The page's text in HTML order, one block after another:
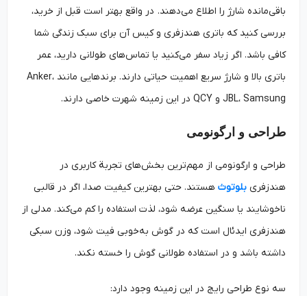
باقی‌مانده شارژ را اطلاع می‌دهند. در واقع بهتر است قبل از خرید،
بررسی کنید که باتری هندزفری و کیس آن برای سبک زندگی شما
کافی باشد. اگر زیاد سفر می‌کنید یا تماس‌های طولانی دارید، عمر
باتری بالا و شارژ سریع اهمیت حیاتی دارند. برندهایی مانند Anker،
JBL، Samsung و QCY در این زمینه شهرت خاصی دارند.
طراحی و ارگونومی
طراحی و ارگونومی از مهم‌ترین بخش‌های تجربة کاربری در
هندزفریبلوتوثهستند. حتی بهترین کیفیت صدا، اگر در قالبی
ناخوشایند یا سنگین عرضه شود، لذت استفاده را کم می‌کند. مدلی از
هندزفری‌ ایدئال است که در گوش به‌خوبی فیت شود، وزن سبکی
داشته باشد و در استفاده‌ طولانی گوش را خسته نکند.
سه نوع طراحی رایج در این زمینه وجود دارد: